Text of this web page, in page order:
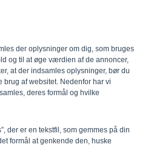
der oplysninger om dig, som bruges
og til at øge værdien af de annoncer,
at der indsamles oplysninger, bør du
af websitet. Nedenfor har vi
deres formål og hvilke
der er en tekstfil, som gemmes på din
formål at genkende den, huske